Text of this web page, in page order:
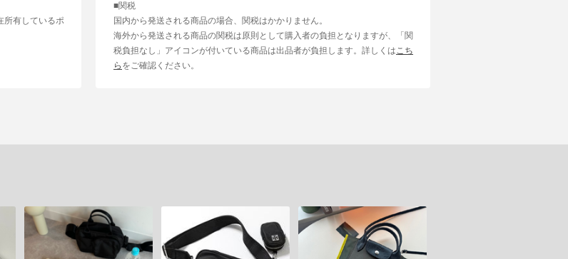
所有しているポ
■関税
国内から発送される商品の場合、関税はかかりません。
海外から発送される商品の関税は原則として購入者の負担となりますが、「関
税負担なし」アイコンが付いている商品は出品者が負担します。詳しくは こち
ら をご確認ください。